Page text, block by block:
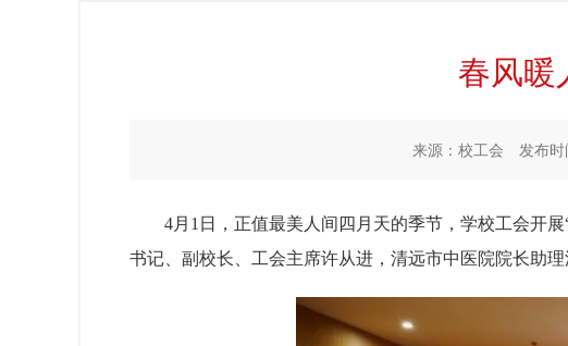
春风暖
来源：校工会 发布
4月 1 日，正值最美人间四月天的季节，学校工会开展
书记、副校长、工会主席许从进，清远市中医院院长助